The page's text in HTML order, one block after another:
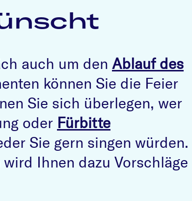
auch um den Ablauf des
können Sie die Feier
Sie sich überlegen, wer
oder Fürbitte
Sie gern singen würden.
Ihnen dazu Vorschläge